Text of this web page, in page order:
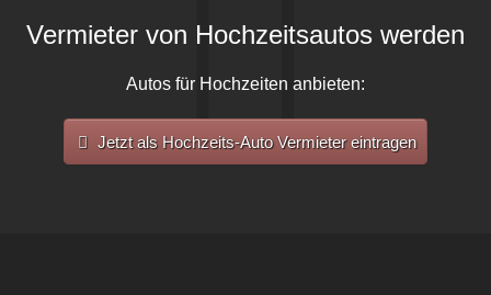
Vermieter von Hochzeitsautos werden
Autos für Hochzeiten anbieten:
Jetzt als Hochzeits-Auto Vermieter eintragen